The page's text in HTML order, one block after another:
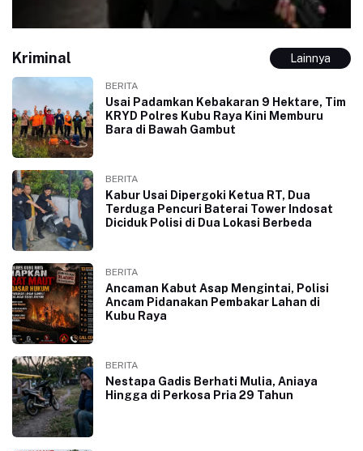
Kriminal Lainnya
BERITA
Usai Padamkan Kebakaran 9 Hektare, Tim
KRYD Polres Kubu Raya Kini Memburu
Bara di Bawah Gambut
BERITA
Kabur Usai Dipergoki Ketua RT, Dua
Terduga Pencuri Baterai Tower Indosat
Diciduk Polisi di Dua Lokasi Berbeda
BERITA
Ancaman Kabut Asap Mengintai, Polisi
Ancam Pidanakan Pembakar Lahan di
Kubu Raya
BERITA
Nestapa Gadis Berhati Mulia, Aniaya
Hingga di Perkosa Pria 29 Tahun